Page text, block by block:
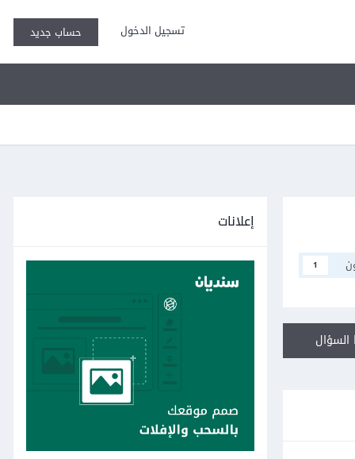
تسجيل الدخول حساب جديد
1
إعلانات